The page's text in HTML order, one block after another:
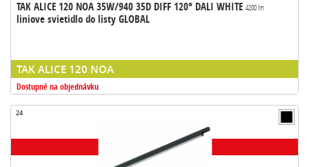
TAK ALICE 120 NOA 35W/940 35D DIFF 120° DALI WHITE 4200 lm
liniove svietidlo do listy GLOBAL
TAK ALICE 120 NOA
Dostupné na objednávku
24